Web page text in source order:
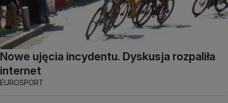
Nowe ujęcia incydentu. Dyskusja rozpaliła
internet
EUROSPORT